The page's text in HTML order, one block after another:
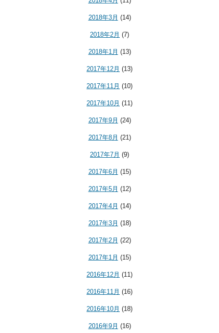
2018年3月 (14)
2018年2月 (7)
2018年1月 (13)
2017年12月 (13)
2017年11月 (10)
2017年10月 (11)
2017年9月 (24)
2017年8月 (21)
2017年7月 (9)
2017年6月 (15)
2017年5月 (12)
2017年4月 (14)
2017年3月 (18)
2017年2月 (22)
2017年1月 (15)
2016年12月 (11)
2016年11月 (16)
2016年10月 (18)
2016年9月 (16)